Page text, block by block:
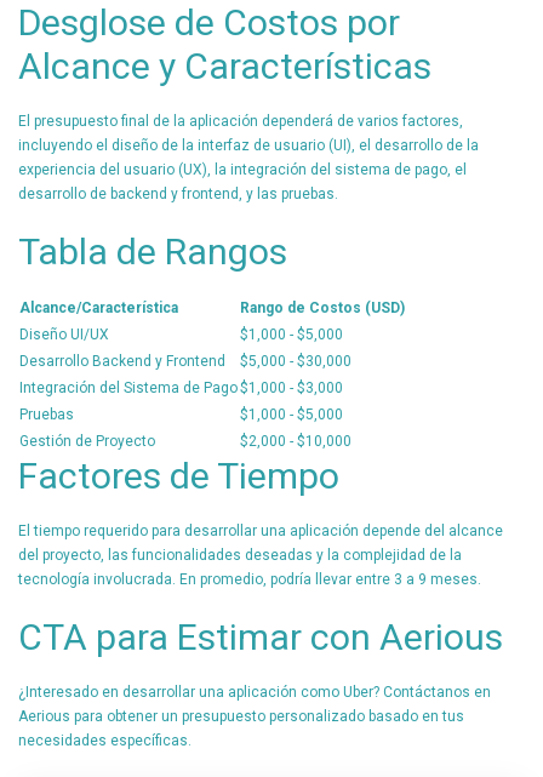
Desglose de Costos por
Alcance y Características
El presupuesto final de la aplicación dependerá de varios factores,
incluyendo el diseño de la interfaz de usuario (UI), el desarrollo de la
experiencia del usuario (UX), la integración del sistema de pago, el
desarrollo de backend y frontend, y las pruebas.
Tabla de Rangos
Alcance/Característica
Rango de Costos (USD)
Diseño UI/UX
$1,000 - $5,000
Desarrollo Backend y Frontend
$5,000 - $30,000
Integración del Sistema de Pago$1,000 - $3,000
Pruebas
$1,000 - $5,000
Gestión de Proyecto
$2,000 - $10,000
Factores de Tiempo
El tiempo requerido para desarrollar una aplicación depende del alcance
del proyecto, las funcionalidades deseadas y la complejidad de la
tecnología involucrada. En promedio, podría llevar entre 3 a 9 meses.
CTA para Estimar con Aerious
¿Interesado en desarrollar una aplicación como Uber? Contáctanos en
Aerious para obtener un presupuesto personalizado basado en tus
necesidades específicas.